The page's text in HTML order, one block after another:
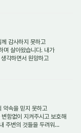
께 감사하지 못하고
며 살아왔습니다. 내가
각하면서 원망하고
약속을 믿지 못하고
함없이 지켜주시고 보호해
주변의 것들을 두려워...